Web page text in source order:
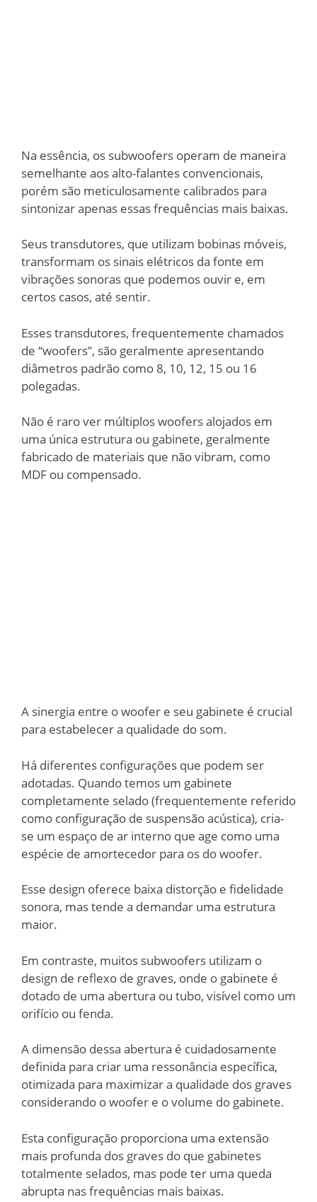
Na essência, os subwoofers operam de maneira
semelhante aos alto-falantes convencionais,
porém são meticulosamente calibrados para
sintonizar apenas essas frequências mais baixas.
Seus transdutores, que utilizam bobinas móveis,
transformam os sinais elétricos da fonte em
vibrações sonoras que podemos ouvir e, em
certos casos, até sentir.
Esses transdutores, frequentemente chamados
de “woofers”, são geralmente apresentando
diâmetros padrão como 8, 10, 12, 15 ou 16
polegadas.
Não é raro ver múltiplos woofers alojados em
uma única estrutura ou gabinete, geralmente
fabricado de materiais que não vibram, como
MDF ou compensado.
A sinergia entre o woofer e seu gabinete é crucial
para estabelecer a qualidade do som.
Há diferentes configurações que podem ser
adotadas. Quando temos um gabinete
completamente selado (frequentemente referido
como configuração de suspensão acústica), cria-
se um espaço de ar interno que age como uma
espécie de amortecedor para os do woofer.
Esse design oferece baixa distorção e fidelidade
sonora, mas tende a demandar uma estrutura
maior.
Em contraste, muitos subwoofers utilizam o
design de reflexo de graves, onde o gabinete é
dotado de uma abertura ou tubo, visível como um
orifício ou fenda.
A dimensão dessa abertura é cuidadosamente
definida para criar uma ressonância específica,
otimizada para maximizar a qualidade dos graves
considerando o woofer e o volume do gabinete.
Esta configuração proporciona uma extensão
mais profunda dos graves do que gabinetes
totalmente selados, mas pode ter uma queda
abrupta nas frequências mais baixas.